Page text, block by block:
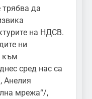
трябва да
на НДСВ.
ни
към
сред нас са
Анелия
мрежа“/,